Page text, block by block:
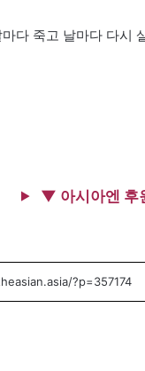
다 죽고 날마다 다
▼ 아시아엔 후